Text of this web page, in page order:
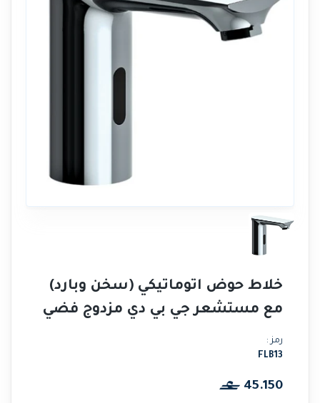
خلاط حوض اتوماتيكي (سخن وبارد)
مع مستشعر جي بي دي مزدوج فضي
رمز :
FLB13
45.150